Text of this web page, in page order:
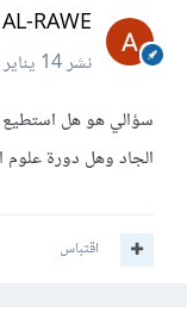
RAWE
نشر14 يناير 2023
سؤالي هو هل استطيع
الجاد وهل دورة علوم
اقتباس